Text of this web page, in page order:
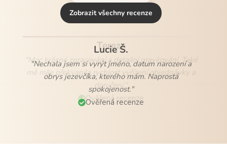
Zobrazit všechny recenze
Lucie Š.
"Nechala jsem si vyrýt jméno, datum narození a
obrys jezevčíka, kterého mám. Naprostá
spokojenost."
Ověřená recenze